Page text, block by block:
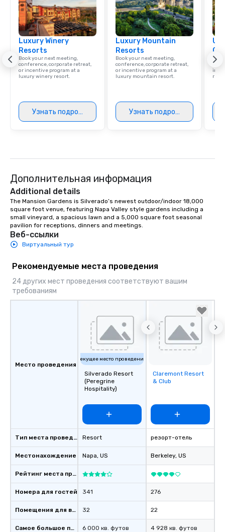
Luxury Winery
Resorts
Book your next meeting,
conference, corporate retreat,
or incentive program at a
luxury winery resort.
Узнать подробнее
Luxury Mountain
Resorts
Book your next meeting,
conference, corporate retreat,
or incentive program at a
luxury mountain resort.
Узнать подробнее
Find
Дополнительная информация
Additional details
The Mansion Gardens is Silverado’s newest outdoor/indoor 18,000
square foot venue, featuring Napa Valley style gardens including a
small vineyard, a spacious lawn and a 5,000 square foot seasonal
pavilion for receptions, dinners and meetings.
Веб-ссылки
Виртуальный тур
Рекомендуемые места проведения
24 других мест проведения соответствуют вашим
требованиям
Место проведения
Тип места проведения
Местонахождение
Рейтинг места проведения
Номера для гостей
Помещения для встреч
Самое большое помещение
Текущее место проведения
Silverado Resort
(Peregrine
Hospitality)
Resort
Napa, US
341
32
6 000 кв. футов
Removed from
favorites
Claremont Resort
& Club
резорт-отель
Berkeley, US
276
22
4 928 кв. футов